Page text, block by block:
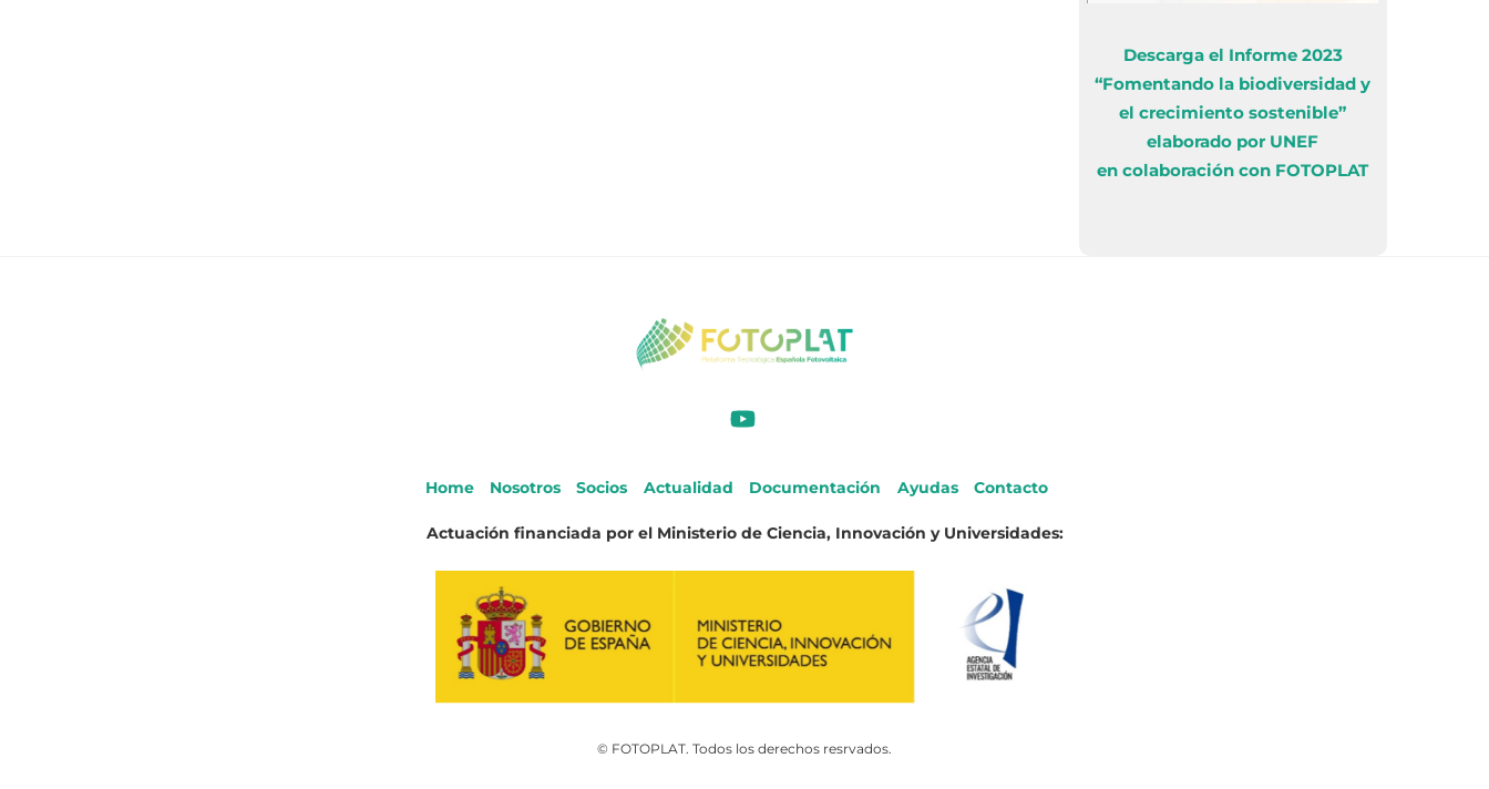
Descarga el Informe 2023
“Fomentando la biodiversidad y
el crecimiento sostenible”
elaborado por UNEF
en colaboración con FOTOPLAT
Home Nosotros Socios Actualidad Documentación Ayudas Contacto
Actuación financiada por el Ministerio de Ciencia, Innovación y Universidades:
© FOTOPLAT. Todos los derechos resrvados.